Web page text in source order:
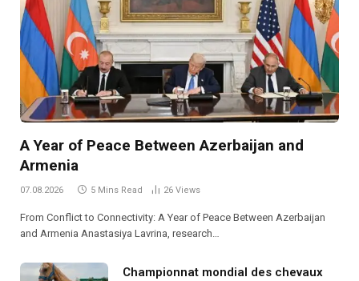
A Year of Peace Between Azerbaijan and
Armenia
07.08.2026 5 Mins Read 26 Views
From Conflict to Connectivity: A Year of Peace Between Azerbaijan
and Armenia Anastasiya Lavrina, research…
Championnat mondial des chevaux